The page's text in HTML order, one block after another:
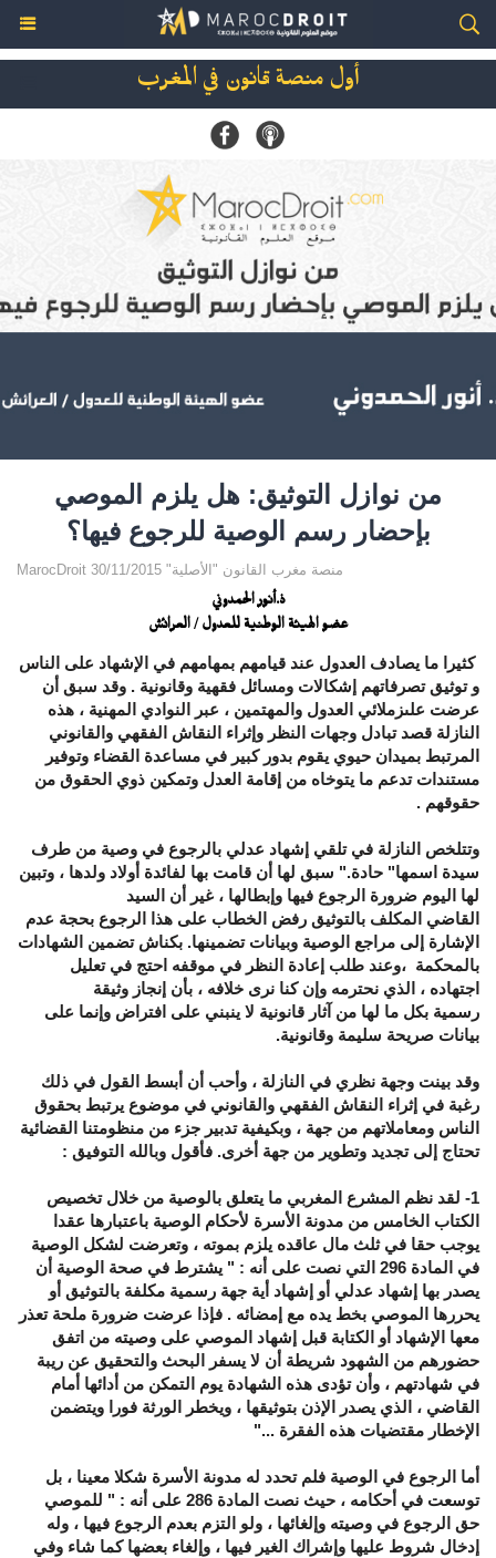
أول منصة قانون في المغرب
من نوازل التوثيق: هل يلزم الموصي
بإحضار رسم الوصية للرجوع فيها؟
MarocDroit منصة مغرب القانون "الأصلية" 30/11/2015
ذ.أنور الحمدوني
عضو الهيئة الوطنية للعدول / العرائش
كثيرا ما يصادف العدول عند قيامهم بمهامهم في الإشهاد على الناس
و توثيق تصرفاتهم إشكاﻻت ومسائل فقهية وقانونية . وقد سبق أن
عرضت علىزملائي العدول والمهتمين ، عبر النوادي المهنية ، هذه
النازلة قصد تبادل وجهات النظر وإثراء النقاش الفقهي والقانوني
المرتبط بميدان حيوي يقوم بدور كبير في مساعدة القضاء وتوفير
مستندات تدعم ما يتوخاه من إقامة العدل وتمكين ذوي الحقوق من
حقوقهم .
وتتلخص النازلة في تلقي إشهاد عدلي بالرجوع في وصية من طرف
سيدة اسمها" حادة." سبق لها أن قامت بها لفائدة أوﻻد ولدها ، وتبين
لها اليوم ضرورة الرجوع فيها وإبطالها ، غير أن السيد
القاضي المكلف بالتوثيق رفض الخطاب على هذا الرجوع بحجة عدم
الإشارة إلى مراجع الوصية وبيانات تضمينها. بكناش تضمين الشهادات
بالمحكمة ،وعند طلب إعادة النظر في موقفه احتج في تعليل
اجتهاده ، الذي نحترمه وإن كنا نرى خلافه ، بأن إنجاز وثيقة
رسمية بكل ما لها من آثار قانونية ﻻ ينبني على افتراض وإنما على
بيانات صريحة سليمة وقانونية.
وقد بينت وجهة نظري في النازلة ، وأحب أن أبسط القول في ذلك
رغبة في إثراء النقاش الفقهي والقانوني في موضوع يرتبط بحقوق
الناس ومعاملاتهم من جهة ، وبكيفية تدبير جزء من منظومتنا القضائية
تحتاج إلى تجديد وتطوير من جهة أخرى. فأقول وبالله التوفيق :
1- لقد نظم المشرع المغربي ما يتعلق بالوصية من خلال تخصيص
الكتاب الخامس من مدونة الأسرة لأحكام الوصية باعتبارها عقدا
يوجب حقا في ثلث مال عاقده يلزم بموته ، وتعرضت لشكل الوصية
في المادة 296 التي نصت على أنه : " يشترط في صحة الوصية أن
يصدر بها إشهاد عدلي أو إشهاد أية جهة رسمية مكلفة بالتوثيق أو
يحررها الموصي بخط يده مع إمضائه . فإذا عرضت ضرورة ملحة تعذر
معها الإشهاد أو الكتابة قبل إشهاد الموصي على وصيته من اتفق
حضورهم من الشهود شريطة أن لا يسفر البحث والتحقيق عن ريبة
في شهادتهم ، وأن تؤدى هذه الشهادة يوم التمكن من أدائها أمام
القاضي ، الذي يصدر الإذن بتوثيقها ، ويخطر الورثة فورا ويتضمن
الإخطار مقتضيات هذه الفقرة ..."
أما الرجوع في الوصية فلم تحدد له مدونة الأسرة شكلا معينا ، بل
توسعت في أحكامه ، حيث نصت المادة 286 على أنه : " للموصي
حق الرجوع في وصيته وإلغائها ، ولو التزم بعدم الرجوع فيها ، وله
إدخال شروط عليها وإشراك الغير فيها ، وإلغاء بعضها كما شاء وفي